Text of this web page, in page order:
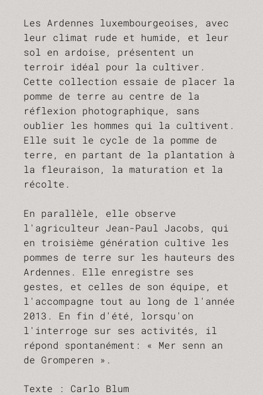
Les Ardennes luxembourgeoises, avec
leur climat rude et humide, et leur
sol en ardoise, présentent un
terroir idéal pour la cultiver.
Cette collection essaie de placer la
pomme de terre au centre de la
réflexion photographique, sans
oublier les hommes qui la cultivent.
Elle suit le cycle de la pomme de
terre, en partant de la plantation à
la fleuraison, la maturation et la
récolte.
En parallèle, elle observe
l'agriculteur Jean-Paul Jacobs, qui
en troisième génération cultive les
pommes de terre sur les hauteurs des
Ardennes. Elle enregistre ses
gestes, et celles de son équipe, et
l'accompagne tout au long de l'année
2013. En fin d'été, lorsqu'on
l'interroge sur ses activités, il
répond spontanément: « Mer senn an
de Gromperen ».
Texte : Carlo Blum